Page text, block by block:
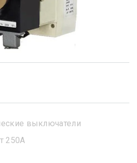
выключатели
250А